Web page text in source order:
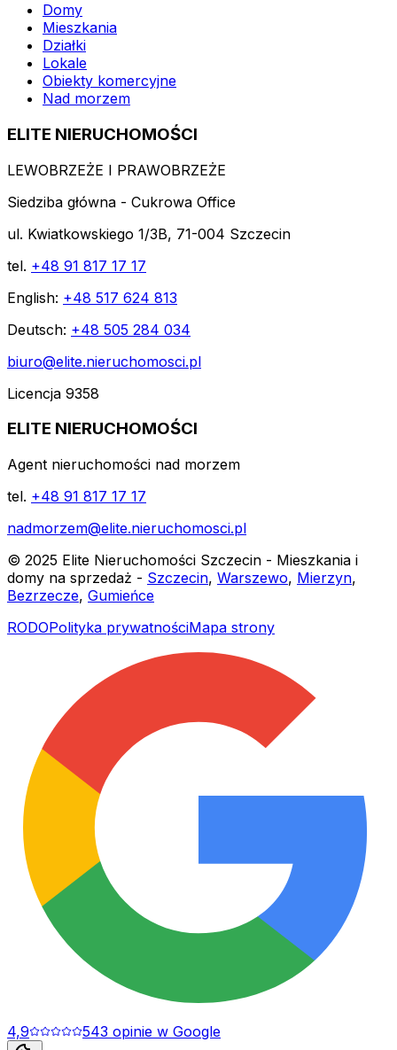
Domy
Mieszkania
Działki
Lokale
Obiekty komercyjne
Nad morzem
ELITE NIERUCHOMOŚCI
LEWOBRZEŻE I PRAWOBRZEŻE
Siedziba główna - Cukrowa Office
ul. Kwiatkowskiego 1/3B, 71-004 Szczecin
tel. +48 91 817 17 17
English: +48 517 624 813
Deutsch: +48 505 284 034
biuro@elite.nieruchomosci.pl
Licencja 9358
ELITE NIERUCHOMOŚCI
Agent nieruchomości nad morzem
tel. +48 91 817 17 17
nadmorzem@elite.nieruchomosci.pl
© 2025 Elite Nieruchomości Szczecin - Mieszkania i
domy na sprzedaż - Szczecin, Warszewo, Mierzyn,
Bezrzecze, Gumieńce
RODOPolityka prywatnościMapa strony
4,9 543 opinie w Google